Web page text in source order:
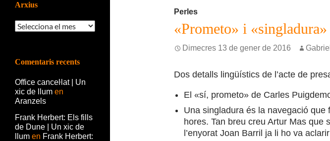
Perles
«Prometo» i «singladura»
Dimecres 13 de gener de 2016
Dos detalls lingüístics de l’acte de
El «sí, prometo» de Carles
Una singladura és la navegació
hores. Tan breu creu Artur Mas que
l’enyorat Joan Barril ja li ho va
Arxius
Arxius
Comentaris recents
Office canceŀlat | Un
xic de llum en
Aranzels
Frank Herbert: Els fills
de Dune | Un xic de
llum en Frank Herbert: